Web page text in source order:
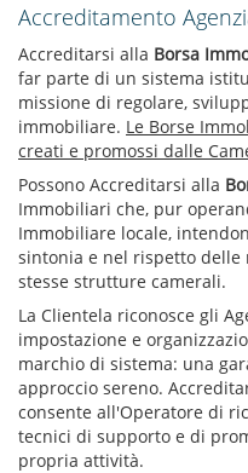
Accreditamento
Accreditarsi alla Borsa
far parte di un sistema
missione di regolare,
immobiliare. Le Borse
creati e promossi dalle
Possono Accreditarsi alla
Immobiliari che, pur
Immobiliare locale,
sintonia e nel rispetto
stesse strutture camerali.
La Clientela riconosce gli
impostazione e
marchio di sistema: una
approccio sereno.
consente all'Operatore di
tecnici di supporto e di
propria attività.